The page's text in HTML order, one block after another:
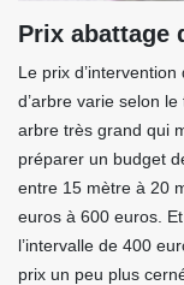
Prix abattage
Le prix
d’arbre varie selon
arbre très grand qui
préparer un budget
entre 15 mètre à 20
euros à 600 euros.
l’intervalle de 400
prix un peu plus